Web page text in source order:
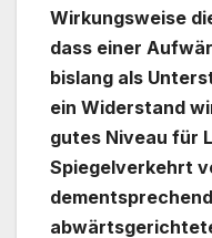
Wirkungsweise
dass einer
bislang als
ein Widerstand
gutes Niveau für
Spiegelverkehrt